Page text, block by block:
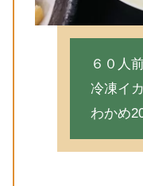
６０人
冷凍イ
わかめ